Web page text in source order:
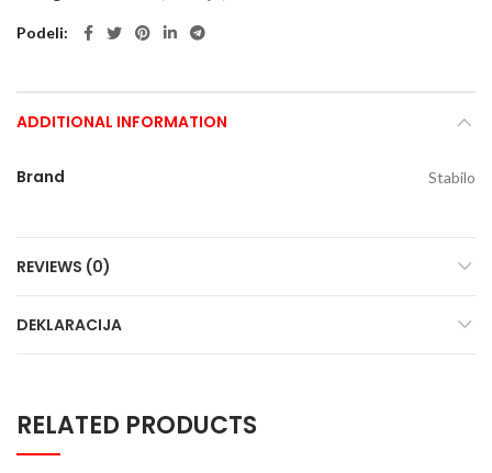
Podeli
ADDITIONAL INFORMATION
Brand Stabilo
REVIEWS (0)
DEKLARACIJA
RELATED PRODUCTS